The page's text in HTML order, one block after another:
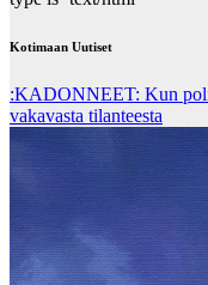
Kotimaan Uutiset
:KADONNEET: Kun
vakavasta tilanteesta